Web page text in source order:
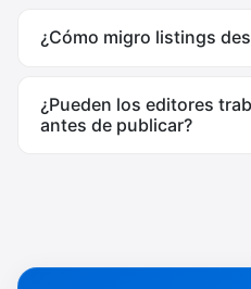
¿Cómo migro listings
¿Pueden los editores
antes de publicar?